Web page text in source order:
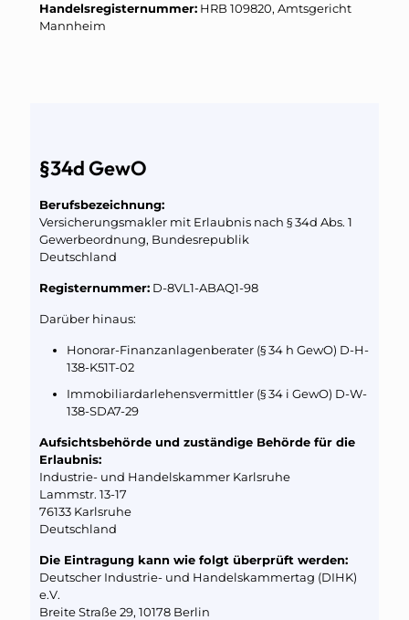
Handelsregisternummer: HRB 109820, Amtsgericht
Mannheim
§34d GewO
Berufsbezeichnung:
Versicherungsmakler mit Erlaubnis nach § 34d Abs. 1
Gewerbeordnung, Bundesrepublik
Deutschland
Registernummer: D-8VL1-ABAQ1-98
Darüber hinaus:
Honorar-Finanzanlagenberater (§ 34 h GewO) D-H-
138-K51T-02
Immobiliardarlehensvermittler (§ 34 i GewO) D-W-
138-SDA7-29
Aufsichtsbehörde und zuständige Behörde für die
Erlaubnis:
Industrie- und Handelskammer Karlsruhe
Lammstr. 13-17
76133 Karlsruhe
Deutschland
Die Eintragung kann wie folgt überprüft werden:
Deutscher Industrie- und Handelskammertag (DIHK)
e.V.
Breite Straße 29, 10178 Berlin